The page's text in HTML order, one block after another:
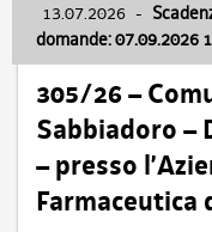
13.07.2026 -
domande: 07.09.2026
305/26 –
Sabbiadoro –
– presso
Farmaceutica